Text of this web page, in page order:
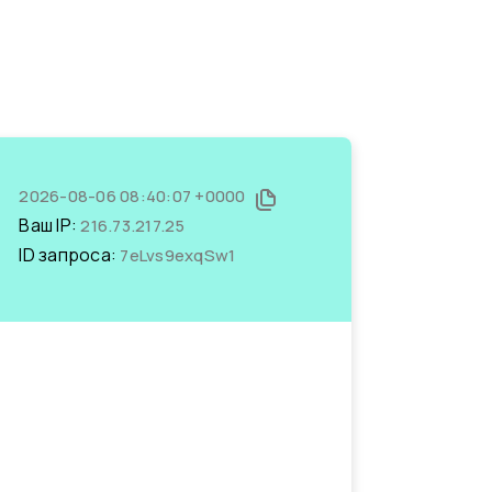
2026-08-06 08:40:07 +0000
Ваш IP:216.73.217.25
ID запроса: 7eLvs9exqSw1